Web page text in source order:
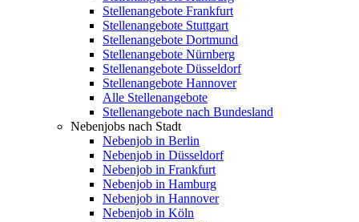
Stellenangebote Frankfurt
Stellenangebote Stuttgart
Stellenangebote Dortmund
Stellenangebote Nürnberg
Stellenangebote Düsseldorf
Stellenangebote Hannover
Alle Stellenangebote
Stellenangebote nach Bundesland
Nebenjobs nach Stadt
Nebenjob in Berlin
Nebenjob in Düsseldorf
Nebenjob in Frankfurt
Nebenjob in Hamburg
Nebenjob in Hannover
Nebenjob in Köln